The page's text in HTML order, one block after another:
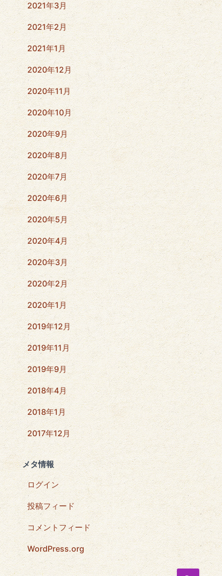
2021年3月
2021年2月
2021年1月
2020年12月
2020年11月
2020年10月
2020年9月
2020年8月
2020年7月
2020年6月
2020年5月
2020年4月
2020年3月
2020年2月
2020年1月
2019年12月
2019年11月
2019年9月
2018年4月
2018年1月
2017年12月
メタ情報
ログイン
投稿フィード
コメントフィード
WordPress.org